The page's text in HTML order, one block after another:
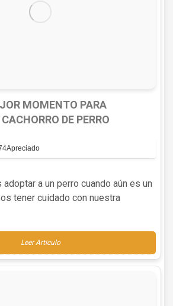
MOMENTO PARA
DE PERRO
Apreciado
a un perro cuando aún es un
tener cuidado con nuestra
Leer Articulo